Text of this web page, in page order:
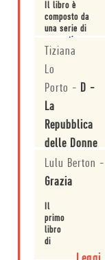
Il libro è
composto da
una serie di
racconti,
alcuni dal
punto di vista
maschile, altri
femminile, con
personaggi
ricorrenti,
storie legate
tra loro in
diversi modi e
un'ultima frase
davvero
memorabil...
Tiziana
Lo
Porto - D -
La
Repubblica
delle Donne
Divo del
cinema, artista
regista
raffinato e ora
anche
scrittore.
Lulu Berton -
Grazia
Il
primo
libro
di